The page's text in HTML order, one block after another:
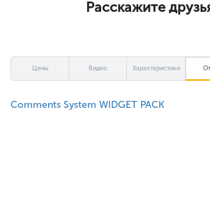
Расскажите
Цены Видео Характеристики
Comments System WIDGET PACK